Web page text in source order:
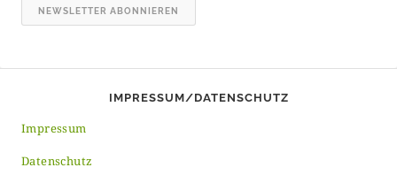
v
IMPRESSUM/DATENSCHUTZ
Impressum
Datenschutz